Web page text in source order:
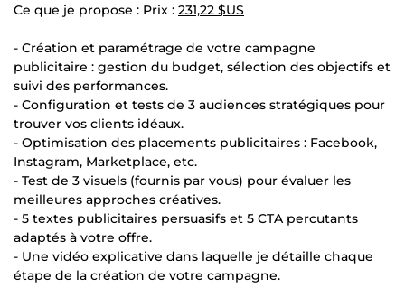
Ce que je propose : Prix : 231,22 $US
- Création et paramétrage de votre campagne
publicitaire : gestion du budget, sélection des objectifs et
suivi des performances.
- Configuration et tests de 3 audiences stratégiques pour
trouver vos clients idéaux.
- Optimisation des placements publicitaires : Facebook,
Instagram, Marketplace, etc.
- Test de 3 visuels (fournis par vous) pour évaluer les
meilleures approches créatives.
- 5 textes publicitaires persuasifs et 5 CTA percutants
adaptés à votre offre.
- Une vidéo explicative dans laquelle je détaille chaque
étape de la création de votre campagne.